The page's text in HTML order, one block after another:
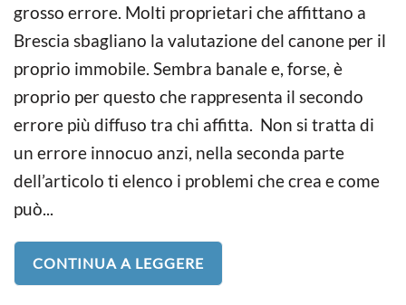
grosso errore. Molti proprietari che affittano a
Brescia sbagliano la valutazione del canone per il
proprio immobile. Sembra banale e, forse, è
proprio per questo che rappresenta il secondo
errore più diffuso tra chi affitta. Non si tratta di
un errore innocuo anzi, nella seconda parte
dell’articolo ti elenco i problemi che crea e come
può...
CONTINUA A LEGGERE